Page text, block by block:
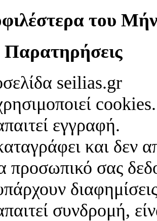
του
Παρατηρήσεις
seilias.gr
cookies.
εγγραφή.
και δεν
προσωπικό σας
συνδρομή,